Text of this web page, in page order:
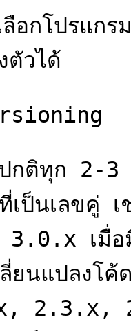
อกโปรแก
ตัวได้
ติทุก 2-3
ลที่เป็นเล
เมื่อมีก
ลี่ยนแปลงโ
2.3.x,